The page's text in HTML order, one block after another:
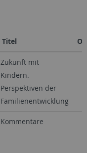
Titel
Zukunft mit
Kindern.
Perspektiven der
Familienentwicklung
Kommentare